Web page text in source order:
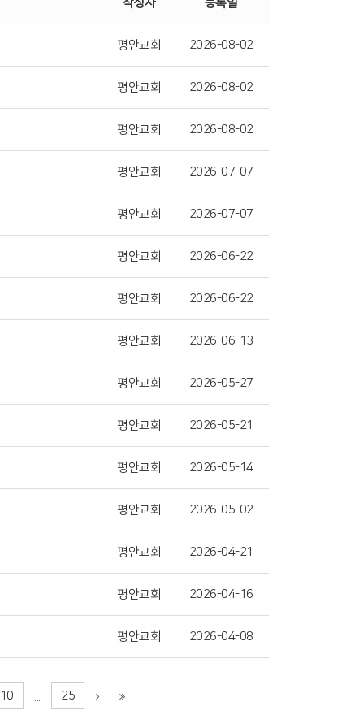
평안교회 2026-08-02
평안교회 2026-08-02
평안교회 2026-08-02
평안교회 2026-07-07
평안교회 2026-07-07
평안교회 2026-06-22
평안교회 2026-06-22
평안교회 2026-06-13
평안교회 2026-05-27
평안교회 2026-05-21
평안교회 2026-05-14
평안교회 2026-05-02
평안교회 2026-04-21
평안교회 2026-04-16
평안교회 2026-04-08
10 25